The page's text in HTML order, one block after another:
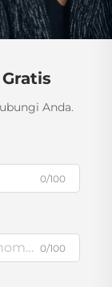
Anda.
0/100
0/100